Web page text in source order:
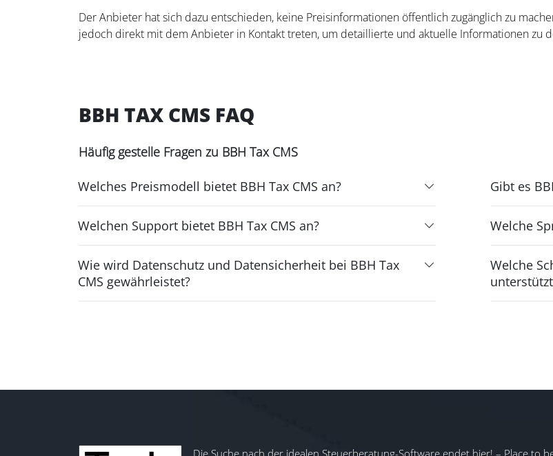
Der Anbieter hat sich dazu entschieden, keine Preisinformationen öffentlich zugänglich zu
jedoch direkt mit dem Anbieter in Kontakt treten, um detaillierte und aktuelle Informationen zu
BBH TAX CMS FAQ
Häufig gestelle Fragen zu BBH Tax CMS
Welches Preismodell bietet BBH Tax CMS an?
Welchen Support bietet BBH Tax CMS an?
Wie wird Datenschutz und Datensicherheit bei BBH Tax
CMS gewährleistet?
Gibt es
Welche
Welche